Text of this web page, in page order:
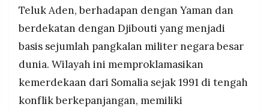
Teluk Aden, berhadapan dengan Yaman dan
berdekatan dengan Djibouti yang menjadi
basis sejumlah pangkalan militer negara besar
dunia. Wilayah ini memproklamasikan
kemerdekaan dari Somalia sejak 1991 di tengah
konflik berkepanjangan, memiliki